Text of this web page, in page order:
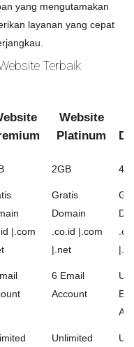
yang mengutamakan
layanan yang cepat
Terbaik
Website
Platinum
2GB
|.com
Gratis
Domain
.co.id |.com
|.net
6 Email
Account
Unlimited